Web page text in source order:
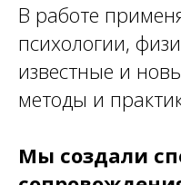
В работе
психологии,
известные и
методы и
Мы создали